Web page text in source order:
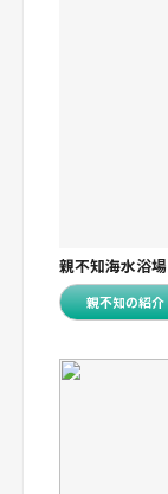
親不知海水浴場
親不知の紹介